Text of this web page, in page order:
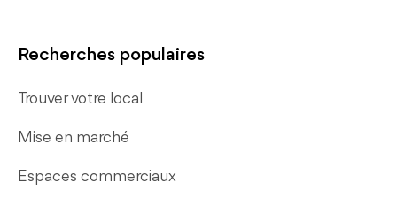
Recherches populaires
Trouver votre local
Mise en marché
Espaces commerciaux